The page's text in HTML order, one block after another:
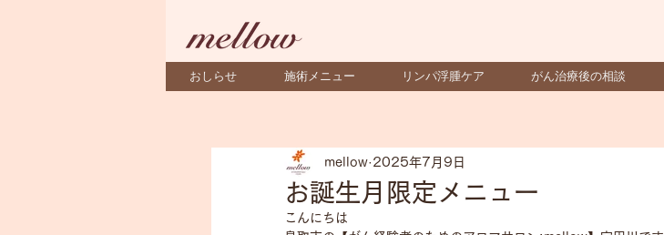
おしらせ 施術メニュー リンパ浮腫ケア がん治療後の相談
お誕生月限定メニュー
mellow 2025年7月9日
こんにちは